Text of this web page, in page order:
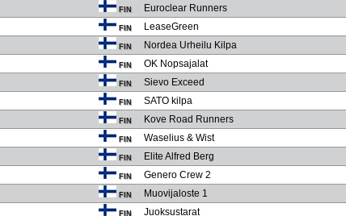
FIN Euroclear Runners
FIN LeaseGreen
FIN Nordea Urheilu Kilpa
FIN OK Nopsajalat
FIN Sievo Exceed
FIN SATO kilpa
FIN Kove Road Runners
FIN Waselius & Wist
FIN Elite Alfred Berg
FIN Genero Crew 2
FIN Muovijaloste 1
FIN Juoksustarat